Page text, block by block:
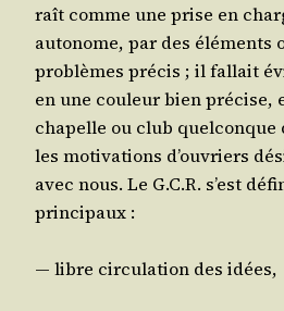
raît comme une prise en
auto­nome, par des élé­ments
pro­blèmes pré­cis ; il fal­lait
en une cou­leur bien pré­cise,
cha­pelle ou club
les moti­va­tions d’ou­vriers
avec nous. Le G.C.R. s’est
principaux :
— libre cir­cu­la­tion des idées,